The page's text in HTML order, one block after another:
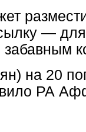
—
забавным
на 20
РА